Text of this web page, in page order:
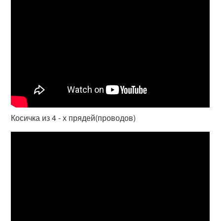
Косичка из 4 - х прядей(проводов)